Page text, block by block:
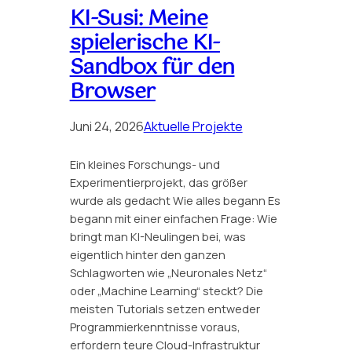
KI-Susi: Meine
spielerische KI-
Sandbox für den
Browser
Juni 24, 2026Aktuelle Projekte
Ein kleines Forschungs- und
Experimentierprojekt, das größer
wurde als gedacht Wie alles begann Es
begann mit einer einfachen Frage: Wie
bringt man KI-Neulingen bei, was
eigentlich hinter den ganzen
Schlagworten wie „Neuronales Netz“
oder „Machine Learning“ steckt? Die
meisten Tutorials setzen entweder
Programmierkenntnisse voraus,
erfordern teure Cloud-Infrastruktur